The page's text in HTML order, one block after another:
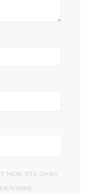
MON SITE DANS